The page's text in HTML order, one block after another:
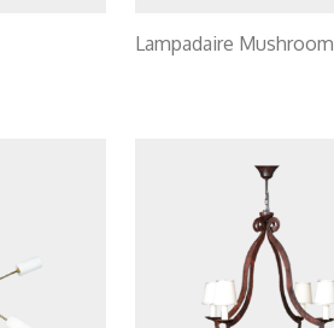
Lampadaire Mushroom